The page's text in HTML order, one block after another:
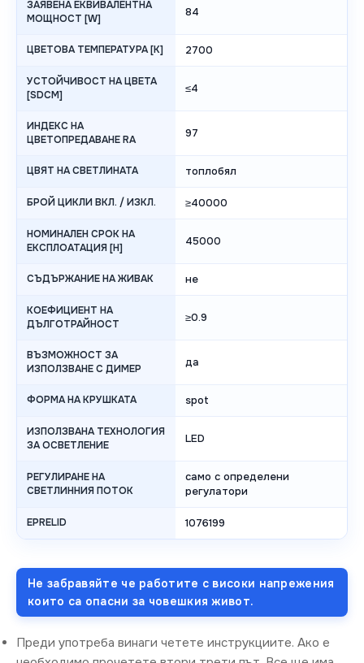
ЗАЯВЕНА ЕКВИВАЛЕНТНА
МОЩНОСТ [W]
84
ЦВЕТОВА ТЕМПЕРАТУРА [K] 2700
УСТОЙЧИВОСТ НА ЦВЕТА
[SDCM]
≤4
ИНДЕКС НА
ЦВЕТОПРЕДАВАНЕ RA
97
ЦВЯТ НА СВЕТЛИНАТА топлобял
БРОЙ ЦИКЛИ ВКЛ. / ИЗКЛ. ≥40000
НОМИНАЛЕН СРОК НА
ЕКСПЛОАТАЦИЯ [H]
45000
СЪДЪРЖАНИЕ НА ЖИВАК не
КОЕФИЦИЕНТ НА
ДЪЛГОТРАЙНОСТ
≥0.9
ВЪЗМОЖНОСТ ЗА
ИЗПОЛЗВАНЕ С ДИМЕР
да
ФОРМА НА КРУШКАТА spot
ИЗПОЛЗВАНА ТЕХНОЛОГИЯ
ЗА ОСВЕТЛЕНИЕ
LED
РЕГУЛИРАНЕ НА
СВЕТЛИННИЯ ПОТОК
само с определени
регулатори
EPRELID 1076199
Не забравяйте че работите с високи напрежения
които са опасни за човешкия живот.
Преди употреба винаги четете инструкциите. Ако е